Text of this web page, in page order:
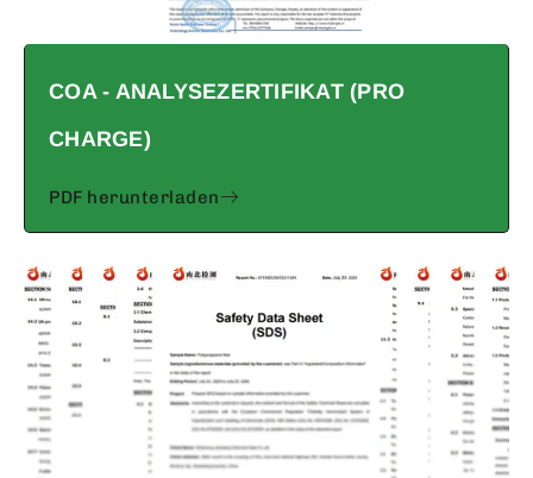
COA - ANALYSEZERTIFIKAT (PRO
CHARGE)
PDF herunterladen